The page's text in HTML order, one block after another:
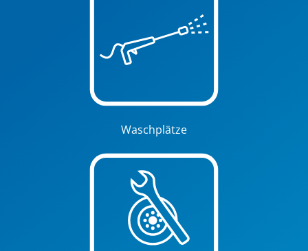
Waschplätze